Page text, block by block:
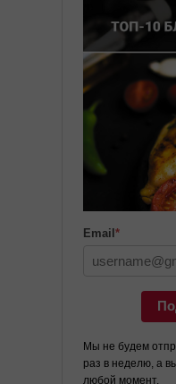
Email *
Мы не будем
раз в неделю, а
любой момент.